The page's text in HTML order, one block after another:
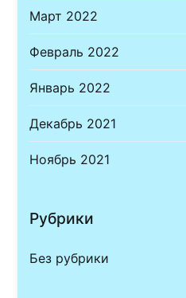
Март 2022
Февраль 2022
Январь 2022
Декабрь 2021
Ноябрь 2021
Рубрики
Без рубрики